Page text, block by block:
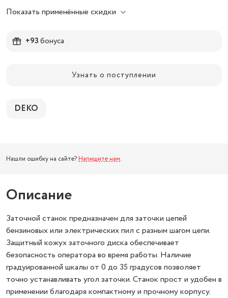
Показать применённые скидки
+93бонуса
Узнать о поступлении
DEKO
Нашли ошибку на сайте? Напишите нам.
Описание
Заточной станок предназначен для заточки цепей
бензиновых или электрических пил с разным шагом цепи.
Защитный кожух заточного диска обеспечивает
безопасность оператора во время работы. Наличие
градуированной шкалы от 0 до 35 градусов позволяет
точно устанавливать угол заточки. Станок прост и удобен в
применении благодаря компактному и прочному корпусу.